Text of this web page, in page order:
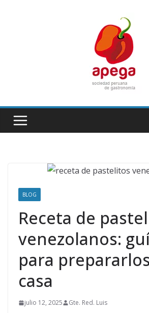
BLOG
Receta de
venezolanos:
para
casa
julio 12, 2025 Gte. Red. Luis